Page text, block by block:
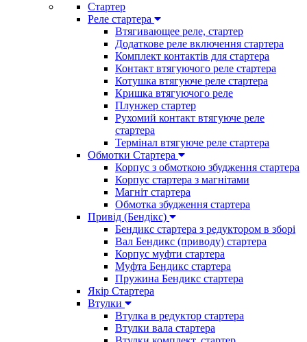
Стартер
Реле стартера
Втягивающее реле, стартер
Додаткове реле включення стартера
Комплект контактів для стартера
Контакт втягуючого реле стартера
Котушка втягуюче реле стартера
Кришка втягуючого реле
Плунжер стартер
Рухомий контакт втягуюче реле
стартера
Термінал втягуюче реле стартера
Обмотки Стартера
Корпус з обмоткою збудження стартера
Корпус стартера з магнітами
Магніт стартера
Обмотка збудження стартера
Привід (Бендікс)
Бендикс стартера з редуктором в зборі
Вал Бендикс (приводу) стартера
Корпус муфти стартера
Муфта Бендикс стартера
Пружина Бендикс стартера
Якір Стартера
Втулки
Втулка в редуктор стартера
Втулки вала стартера